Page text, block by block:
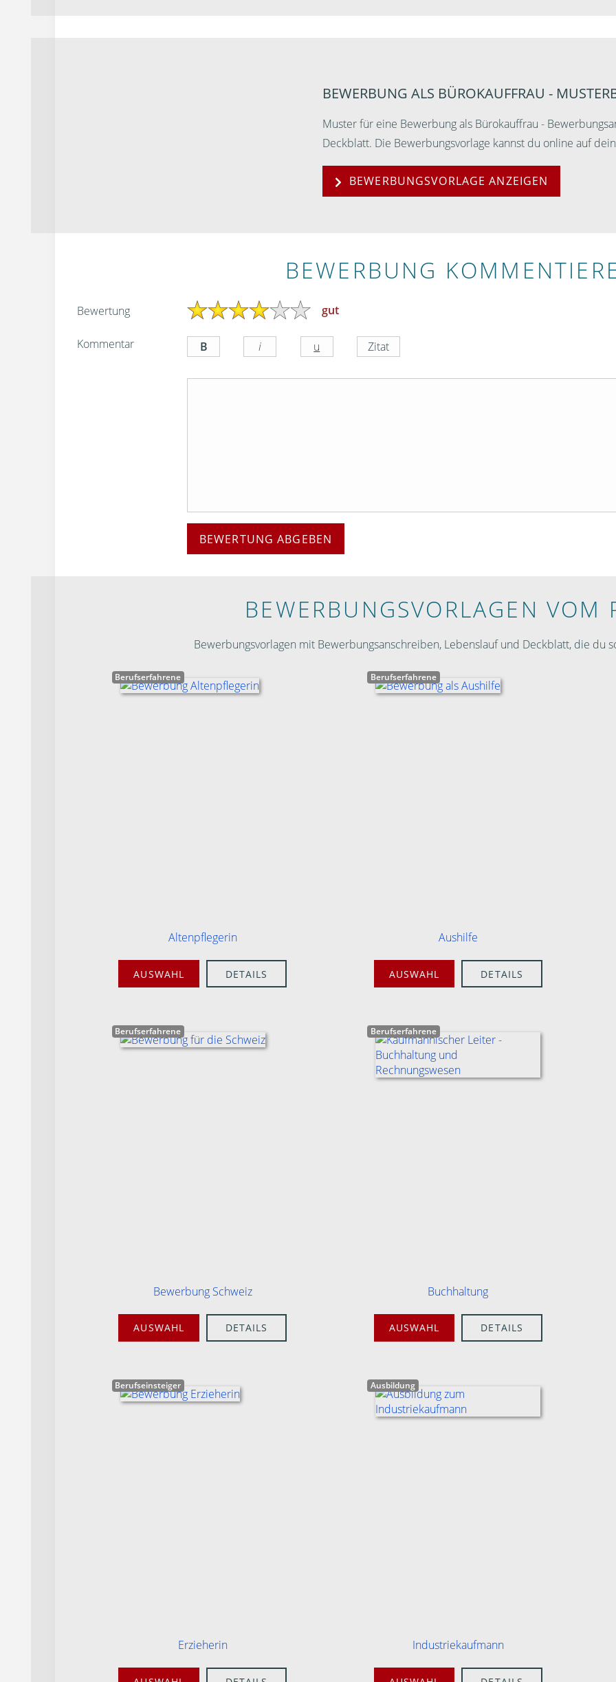
BEWERBUNG ALS BÜROKAUFFRAU -
Muster für eine Bewerbung als Bürokauffrau -
Deckblatt. Die Bewerbungsvorlage kannst du online auf
BEWERBUNGSVORLAGE ANZEIGEN
BEWERBUNG
Bewertung gut
Kommentar
BEWERTUNG ABGEBEN
BEWERBUNGS­VORLAGEN VOM
Bewerbungsvorlagen mit Bewerbungsanschreiben, Lebenslauf und Deckblatt, die du
Berufserfahrene
Altenpflegerin
AUSWAHL DETAILS
Berufserfahrene
Aushilfe
AUSWAHL DETAILS
Berufserfahrene
Bewerbung Schweiz
AUSWAHL DETAILS
Berufserfahrene
Buchhaltung
AUSWAHL DETAILS
Berufseinsteiger
Erzieherin
Ausbildung
Industriekaufmann